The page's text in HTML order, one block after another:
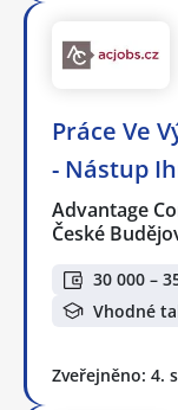
Práce Ve
- Nástup
Advantage
České
30 000 –
Vhodné
Zveřejněno: 4.